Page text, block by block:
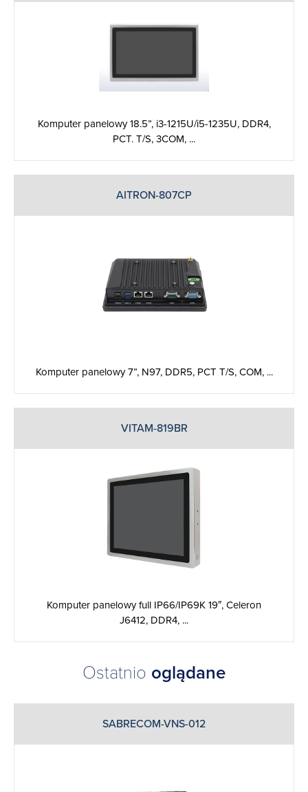
Komputer panelowy 18.5”, i3-1215U/i5-1235U, DDR4,
PCT. T/S, 3COM, ...
AITRON-807CP
Komputer panelowy 7”, N97, DDR5, PCT T/S, COM, ...
VITAM-819BR
Komputer panelowy full IP66/IP69K 19″, Celeron
J6412, DDR4, ...
Ostatnio oglądane
SABRECOM-VNS-012